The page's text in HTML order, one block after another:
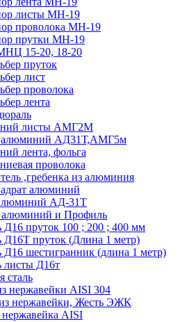
листы МН-19
проволока МН-19
прутки МН-19
15-20, 18-20
пруток
лист
проволока
лента
листы АМГ2М
алюминий АД31Т,АМГ5м
лента, фольга
проволока
,гребенка из алюминия
алюминий
АД-31Т
алюминий и Профиль
Д16 пруток 100 ; 200 ; 400 мм
Д16Т пруток (Длина 1 метр)
Д16 шестигранник (длина 1 метр)
листы Д16т
сталь
нержавейки AISI 304
нержавейки, Жесть ЭЖК
АISI